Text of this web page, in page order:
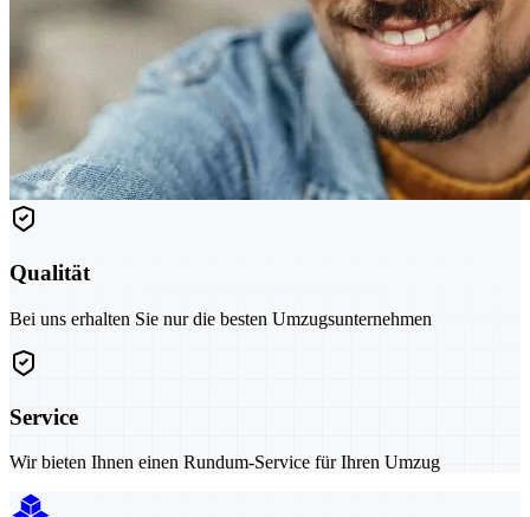
Qualität
Bei uns erhalten Sie nur die besten Umzugsunternehmen
Service
Wir bieten Ihnen einen Rundum-Service für Ihren Umzug